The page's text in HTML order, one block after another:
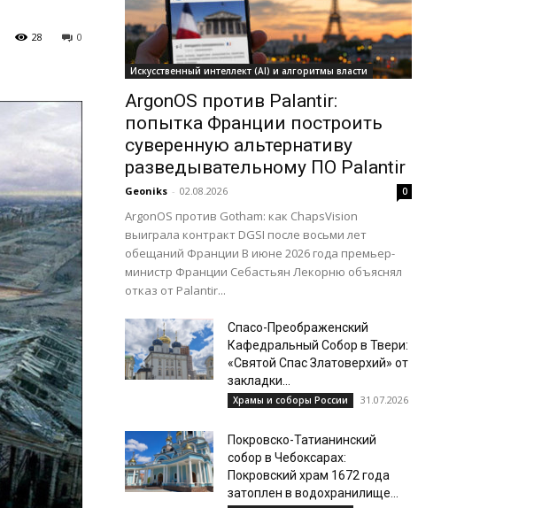
0
28
Искусственный интеллект (AI) и алгоритмы власти
ArgonOS против Palantir:
попытка Франции построить
суверенную альтернативу
разведывательному ПО Palantir
Geoniks - 02.08.2026 0
ArgonOS против Gotham: как ChapsVision
выиграла контракт DGSI после восьми лет
обещаний Франции В июне 2026 года премьер-
министр Франции Себастьян Лекорню объяснял
отказ от Palantir...
Спасо-Преображенский
Кафедральный Собор в Твери:
«Святой Спас Златоверхий» от
закладки...
Храмы и соборы России 31.07.2026
Покровско-Татианинский
собор в Чебоксарах:
Покровский храм 1672 года
затоплен в водохранилище...